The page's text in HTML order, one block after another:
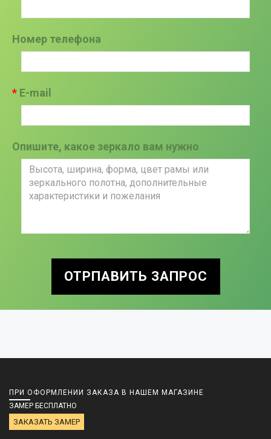
Номер телефона
E-mail
Опишите, какое зеркало вам нужно
ОТРПАВИТЬ ЗАПРОС
ПРИ ОФОРМЛЕНИИ ЗАКАЗА В НАШЕМ МАГАЗИНЕ
ЗАМЕР БЕСПЛАТНО
ЗАКАЗАТЬ ЗАМЕР